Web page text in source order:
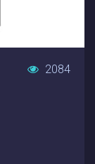
2084